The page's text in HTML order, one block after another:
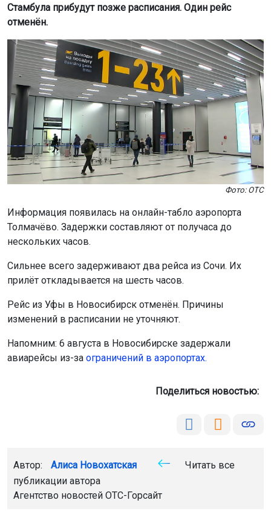
Стамбула прибудут позже расписания. Один рейс
отменён.
Фото: ОТС
Информация появилась на онлайн-табло аэропорта
Толмачёво. Задержки составляют от получаса до
нескольких часов.
Сильнее всего задерживают два рейса из Сочи. Их
прилёт откладывается на шесть часов.
Рейс из Уфы в Новосибирск отменён. Причины
изменений в расписании не уточняют.
Напомним: 6 августа в Новосибирске задержали
авиарейсы из-за ограничений в аэропортах.
Поделиться новостью:
Автор: Алиса Новохатская
Читать все
публикации автора
Агентство новостей ОТС-Горсайт